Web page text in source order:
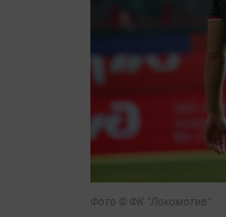
Фото © ФК "Локомотив"